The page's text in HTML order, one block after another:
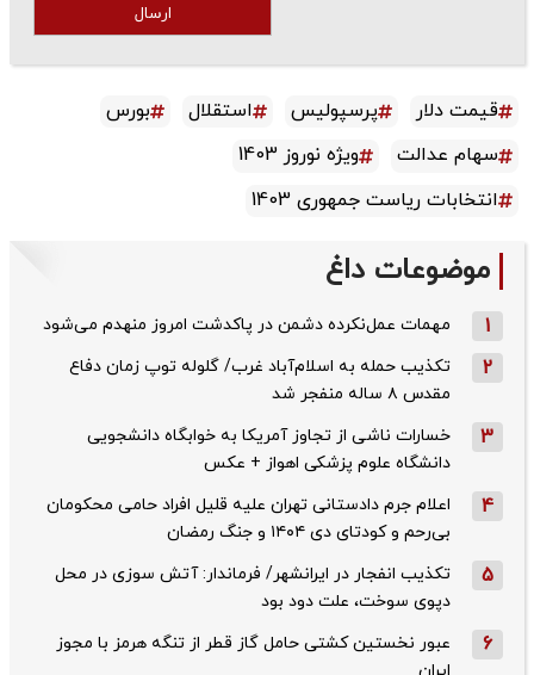
ارسال
قیمت دلار پرسپولیس استقلال
بورس
سهام عدالت
ویژه نوروز 1403
انتخابات ریاست جمهوری 1403
موضوعات داغ
1 مهمات عمل‌نکرده دشمن در پاکدشت امروز منهدم می‌شود
2
تکذیب حمله به اسلام‌آباد غرب/ گلوله توپ زمان دفاع
مقدس ۸ ساله منفجر شد
3
خسارات ناشی از تجاوز آمریکا به خوابگاه دانشجویی
دانشگاه علوم پزشکی اهواز + عکس
4
اعلام جرم دادستانی تهران علیه قلیل افراد حامی محکومان
بی‌رحم و کودتای دی‌ ۱۴۰۴ و جنگ رمضان
5
تکذیب ‌انفجار در ایرانشهر/ فرماندار: آتش سوزی در محل
دپوی سوخت، علت دود بود
6
عبور نخستین کشتی حامل گاز قطر از تنگه هرمز با مجوز